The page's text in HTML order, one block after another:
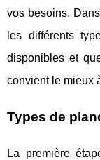
vos besoins.
les différents
disponibles et
convient le mieux
Types de
La première